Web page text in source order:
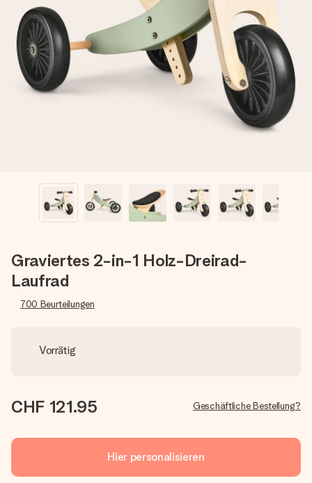
Mit Liebe gemacht, im Handumdrehen
Erstelle etwas Einzigartiges in wenigen Schritten – mit
ihrem Namen, deinem Foto oder einer Nachricht von
Herzen. Kein Stress, nur pure Liebe für den perfekten
Graviertes 2-in-1 Holz-Dreirad-
Laufrad
700 Beurteilungen
Vorrätig
CHF 121.95 Geschäftliche Bestellung?
Hier personalisieren